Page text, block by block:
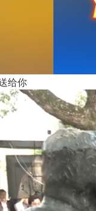
给你